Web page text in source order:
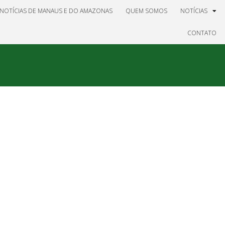
DE MANAUS E DO AMAZONAS QUEM SOMOS NOTÍCIAS
CONTATO